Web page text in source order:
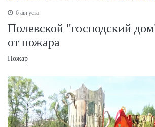
6 августа
Полевской "господский
от пожара
Пожар